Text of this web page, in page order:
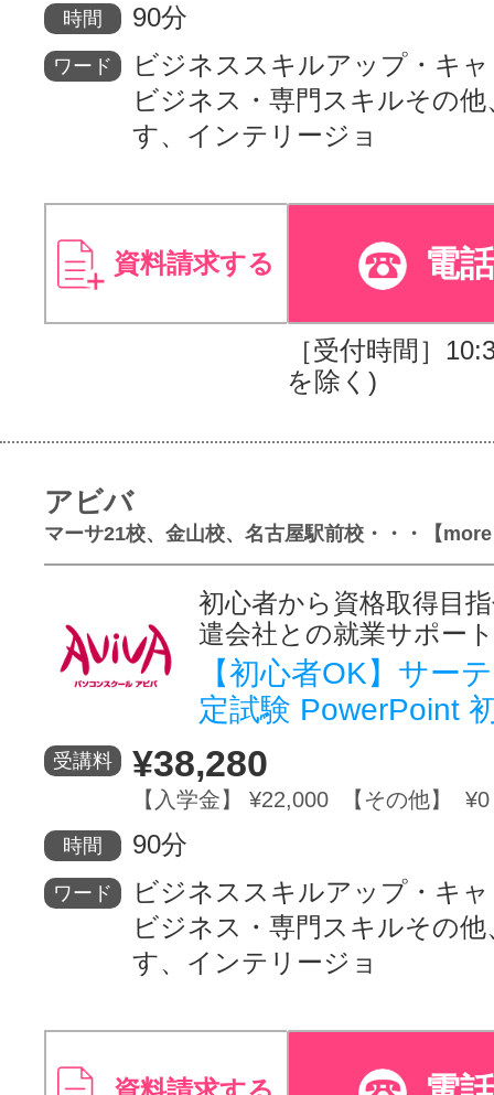
時間 90分
ワード
ビジネススキルアップ・キ
ビジネス・専門スキルその
す、インテリージョ
資料請求する 電
［受付時間］
を除く)
アビバ
マーサ21校、金山校、名古屋駅前校・・・【
初心者から資格取得目
遣会社との就業サポー
【初心者OK】サー
定試験 PowerPoint
受講料 ¥38,280
【入学金】 ¥22,000 【その他】 ¥0
時間 90分
ワード
ビジネススキルアップ・キ
ビジネス・専門スキルその
す、インテリージョ